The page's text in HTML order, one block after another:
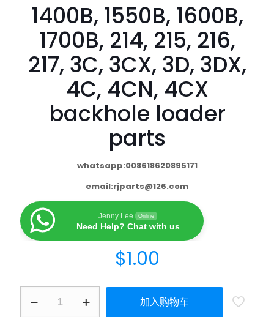
1400B, 1550B, 1600B,
1700B, 214, 215, 216,
217, 3C, 3CX, 3D, 3DX,
4C, 4CN, 4CX
backhole loader
parts
whatsapp:008618620895171
email:rjparts@126.com
Jenny Lee Online
Need Help? Chat with us
$1.00
加入购物车